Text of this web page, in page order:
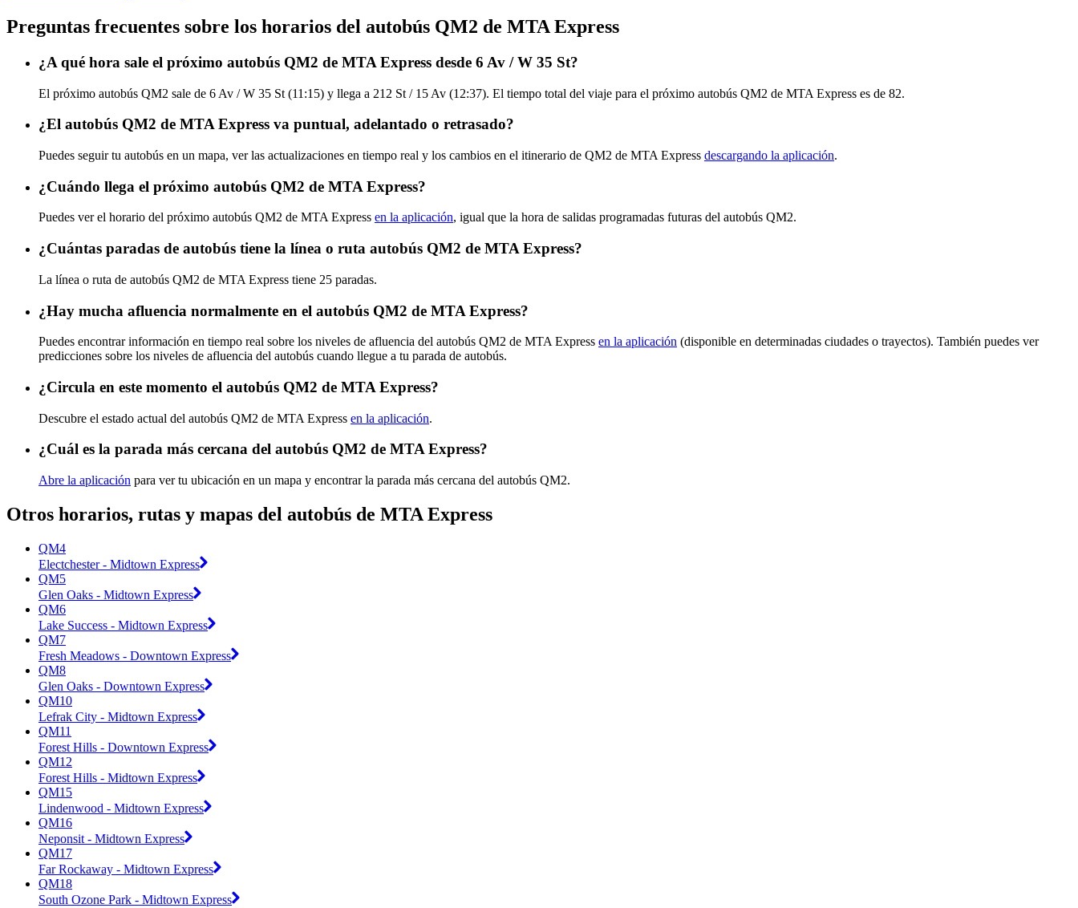
Preguntas frecuentes sobre los horarios del autobús QM2 de MTA Express
¿A qué hora sale el próximo autobús QM2 de MTA Express desde 6 Av / W 35 St?
El próximo autobús QM2 sale de 6 Av / W 35 St (11:15) y llega a 212 St / 15 Av (12:37). El tiempo total del viaje para el próximo autobús QM2 de MTA Express es de 82.
¿El autobús QM2 de MTA Express va puntual, adelantado o retrasado?
Puedes seguir tu autobús en un mapa, ver las actualizaciones en tiempo real y los cambios en el itinerario de QM2 de MTA Express descargando la aplicación.
¿Cuándo llega el próximo autobús QM2 de MTA Express?
Puedes ver el horario del próximo autobús QM2 de MTA Express en la aplicación, igual que la hora de salidas programadas futuras del autobús QM2.
¿Cuántas paradas de autobús tiene la línea o ruta autobús QM2 de MTA Express?
La línea o ruta de autobús QM2 de MTA Express tiene 25 paradas.
¿Hay mucha afluencia normalmente en el autobús QM2 de MTA Express?
Puedes encontrar información en tiempo real sobre los niveles de afluencia del autobús QM2 de MTA Express en la aplicación (disponible en determinadas ciudades o trayectos). También puedes ver
predicciones sobre los niveles de afluencia del autobús cuando llegue a tu parada de autobús.
¿Circula en este momento el autobús QM2 de MTA Express?
Descubre el estado actual del autobús QM2 de MTA Express en la aplicación.
¿Cuál es la parada más cercana del autobús QM2 de MTA Express?
Abre la aplicación para ver tu ubicación en un mapa y encontrar la parada más cercana del autobús QM2.
Otros horarios, rutas y mapas del autobús de MTA Express
QM4
Electchester - Midtown Express
QM5
Glen Oaks - Midtown Express
QM6
Lake Success - Midtown Express
QM7
Fresh Meadows - Downtown Express
QM8
Glen Oaks - Downtown Express
QM10
Lefrak City - Midtown Express
QM11
Forest Hills - Downtown Express
QM12
Forest Hills - Midtown Express
QM15
Lindenwood - Midtown Express
QM16
Neponsit - Midtown Express
QM17
Far Rockaway - Midtown Express
QM18
South Ozone Park - Midtown Express